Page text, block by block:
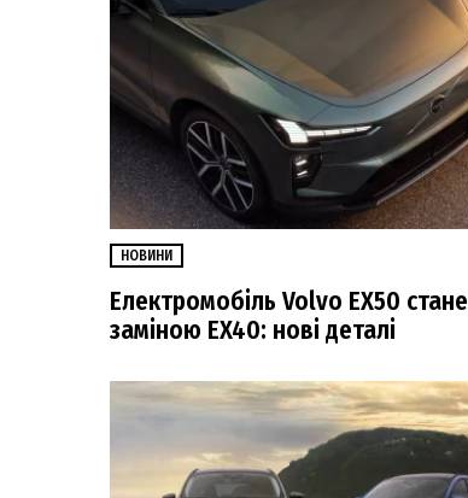
НОВИНИ
Електромобіль Volvo EX50 стане
заміною EX40: нові деталі